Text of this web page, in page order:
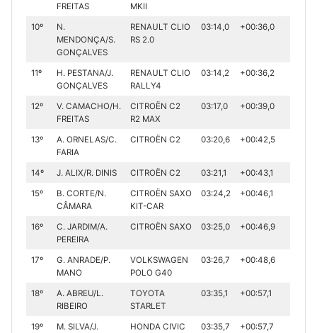
FREITAS
MKII
10º
N.
MENDONÇA/S.
GONÇALVES
RENAULT CLIO
RS 2.0
03:14,0 +00:36,0
11º
H. PESTANA/J.
GONÇALVES
RENAULT CLIO
RALLY4
03:14,2 +00:36,2
12º
V. CAMACHO/H.
FREITAS
CITROËN C2
R2 MAX
03:17,0 +00:39,0
13º
A. ORNELAS/C.
FARIA
CITROËN C2 03:20,6 +00:42,5
14º J. ALIX/R. DINIS CITROËN C2 03:21,1 +00:43,1
15º
B. CORTE/N.
CÂMARA
CITROËN SAXO
KIT-CAR
03:24,2 +00:46,1
16º
C. JARDIM/A.
PEREIRA
CITROËN SAXO 03:25,0 +00:46,9
17º
G. ANRADE/P.
MANO
VOLKSWAGEN
POLO G40
03:26,7 +00:48,6
18º
A. ABREU/L.
RIBEIRO
TOYOTA
STARLET
03:35,1 +00:57,1
19º
M. SILVA/J.
HONDA CIVIC 03:35,7 +00:57,7